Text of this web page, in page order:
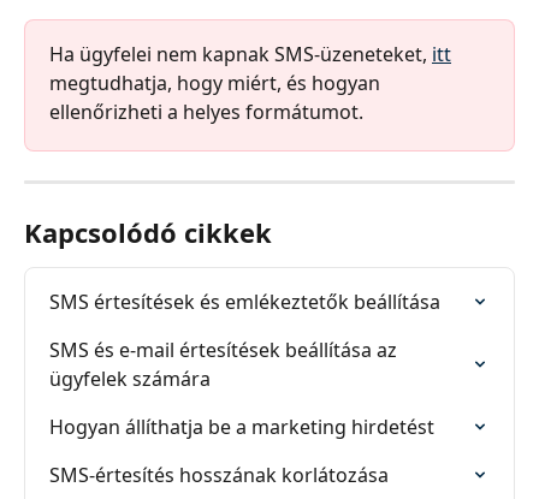
Ha ügyfelei nem kapnak SMS-üzeneteket, itt
megtudhatja, hogy miért, és hogyan
ellenőrizheti a helyes formátumot.
Kapcsolódó cikkek
SMS értesítések és emlékeztetők beállítása
SMS és e-mail értesítések beállítása az
ügyfelek számára
Hogyan állíthatja be a marketing hirdetést
SMS-értesítés hosszának korlátozása